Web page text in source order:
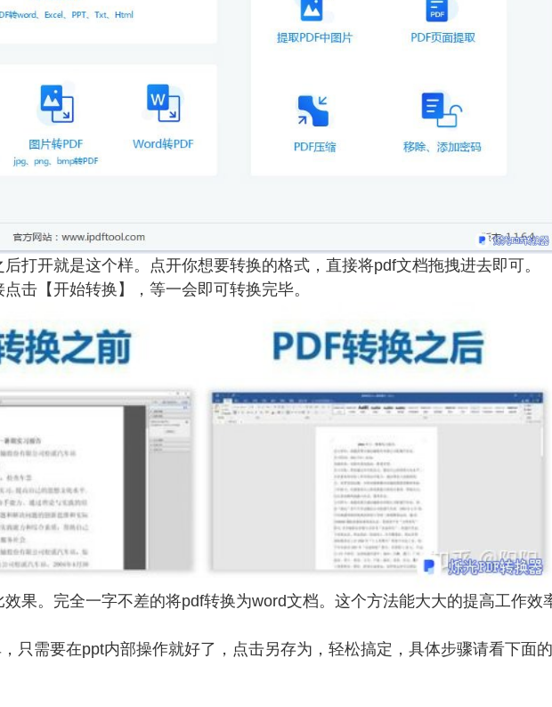
打开就是这个样。点开你想要转换的格式，直接将pdf文档拖拽进去即可。
击【开始转换】，等一会即可转换完毕。
果。完全一字不差的将pdf转换为word文档。这个方法能大大的提高工作效
只需要在ppt内部操作就好了，点击另存为，轻松搞定，具体步骤请看下面